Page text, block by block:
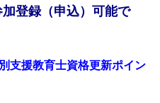
登録（申込）可能で
支援教育士資格更新ポイン